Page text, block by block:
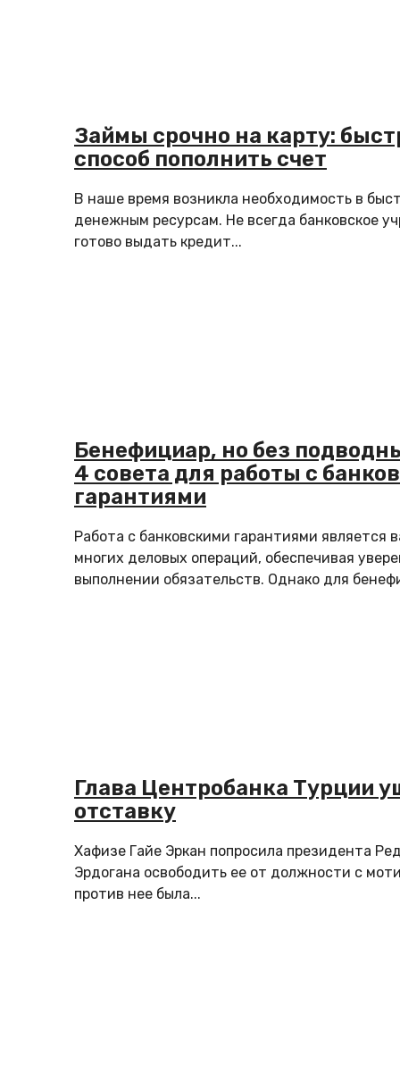
Займы срочно на карту:
способ пополнить счет
В наше время возникла необходимость в
денежным ресурсам. Не всегда банковское
готово выдать кредит...
Бенефициар, но без
4 совета для работы с
гарантиями
Работа с банковскими гарантиями является
многих деловых операций, обеспечивая
выполнении обязательств. Однако для
Глава Центробанка Турции
отставку
Хафизе Гайе Эркан попросила президента
Эрдогана освободить ее от должности с
против нее была...